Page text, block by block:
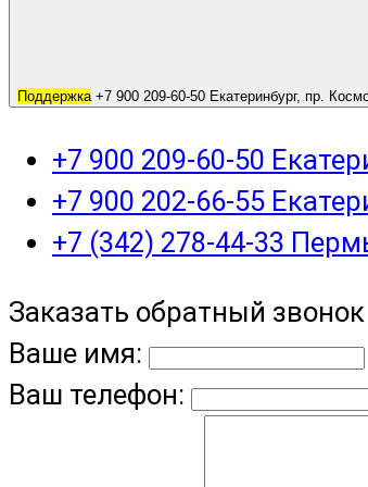
Поддержка +7 900 209-60-50 Екатеринбург, пр.
+7 900 209-60-50
+7 900 202-66-55
+7 (342) 278-44-33
Заказать обратный звонок
Ваше имя:
Ваш телефон: